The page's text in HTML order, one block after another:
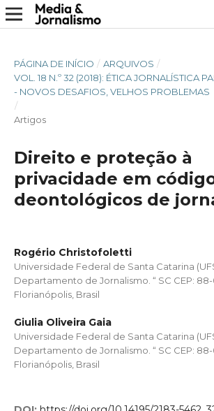
PÁGINA DE INÍCIO / ARQUIVOS /
VOL. 18 N.º 32 (2018): ÉTICA JORNALÍSTICA
- NOVOS DESAFIOS, VELHOS PROBLEMAS
/
Artigos
Direito e proteção à
privacidade em
deontológicos de
Rogério Christofoletti
Universidade Federal de Santa Catarina
Departamento de Jornalismo. “ SC CEP:
Florianópolis, Brasil
Giulia Oliveira Gaia
Universidade Federal de Santa Catarina
Departamento de Jornalismo. “ SC CEP:
Florianópolis, Brasil